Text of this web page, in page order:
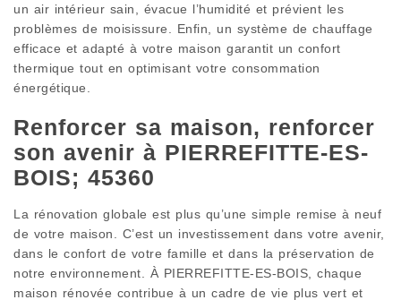
un air intérieur sain, évacue l’humidité et prévient les
problèmes de moisissure. Enfin, un système de chauffage
efficace et adapté à votre maison garantit un confort
thermique tout en optimisant votre consommation
énergétique.
Renforcer sa maison, renforcer
son avenir à PIERREFITTE-ES-
BOIS; 45360
La rénovation globale est plus qu’une simple remise à neuf
de votre maison. C’est un investissement dans votre avenir,
dans le confort de votre famille et dans la préservation de
notre environnement. À PIERREFITTE-ES-BOIS, chaque
maison rénovée contribue à un cadre de vie plus vert et